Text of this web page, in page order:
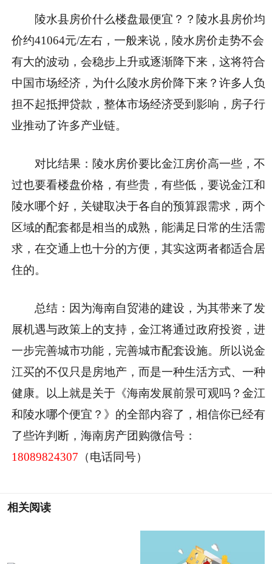
陵水县房价什么楼盘最便宜？？陵水县房价均
价约41064元/左右，一般来说，陵水房价走势不会
有大的波动，会稳步上升或逐渐降下来，这将符合
中国市场经济，为什么陵水房价降下来？许多人负
担不起抵押贷款，整体市场经济受到影响，房子行
业推动了许多产业链。
对比结果： 陵水房价要比金江房价高一些，不
过也要看楼盘价格，有些贵，有些低，要说金江和
陵水哪个好，关键取决于各自的预算跟需求，两个
区域的配套都是相当的成熟，能满足日常的生活需
求，在交通上也十分的方便，其实这两者都适合居
住的。
总结： 因为海南自贸港的建设，为其带来了发
展机遇与政策上的支持，金江将通过政府投资，进
一步完善城市功能，完善城市配套设施。所以说金
江买的不仅只是房地产，而是一种生活方式、一种
健康。以上就是关于《海南发展前景可观吗？金江
和陵水哪个便宜？ 》的全部内容了，相信你已经有
了些许判断，海南房产团购微信号：
18089824307 （电话同号）
相关阅读